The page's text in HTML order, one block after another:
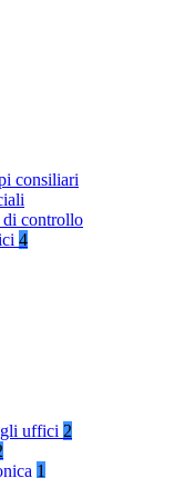
consiliari
controllo
4
uffici 2
1